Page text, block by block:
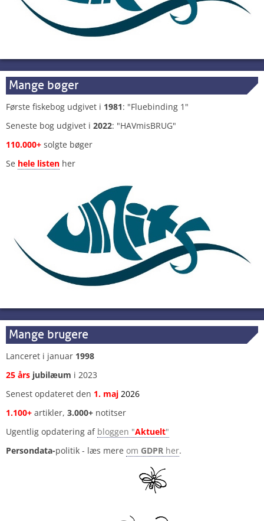
Mange bøger
Første fiskebog udgivet i 1981: "Fluebinding 1"
Seneste bog udgivet i 2022: "HAVmisBRUG"
110.000+ solgte bøger
Se hele listen her
Mange brugere
Lanceret i januar 1998
25 års jubilæum i 2023
Senest opdateret den 1. maj 2026
1.100+ artikler, 3.000+ notitser
Ugentlig opdatering af bloggen "Aktuelt"
Persondata-politik - læs mere om GDPR her.